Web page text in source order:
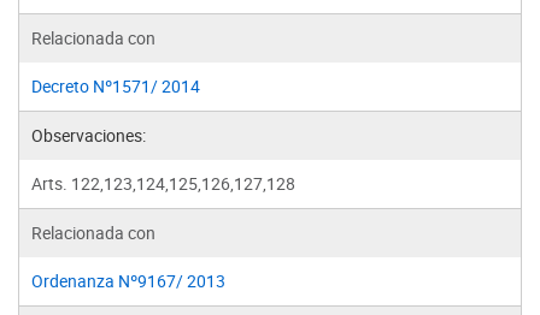
Relacionada con
Decreto Nº1571/ 2014
Observaciones:
Arts. 122,123,124,125,126,127,128
Relacionada con
Ordenanza Nº9167/ 2013